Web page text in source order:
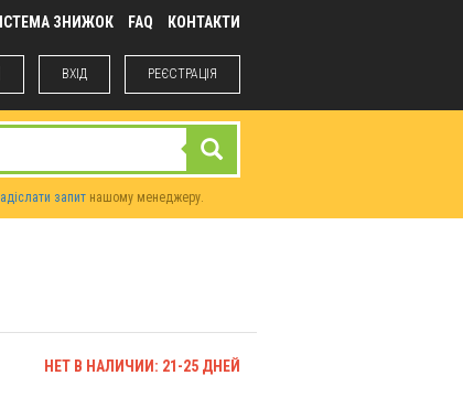
ЗНИЖОК FAQ КОНТАКТИ
ВХIД РЕЄСТРАЦІЯ
запит нашому менеджеру.
НЕТ В НАЛИЧИИ: 21-25 ДНЕЙ